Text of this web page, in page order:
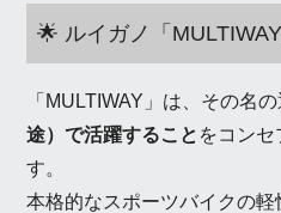
🌟 ルイガノ「
「MULTIWAY」は、その名の
途）で活躍すること をコン
す。
本格的なスポーツバイクの